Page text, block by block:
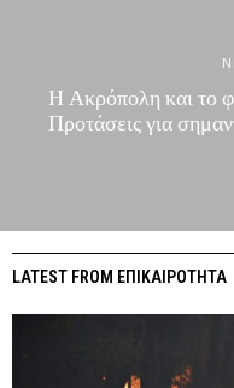
Η Ακρόπολη και το
Προτάσεις για
LATEST FROM ΕΠΙΚΑΙΡΟΤΗΤΑ